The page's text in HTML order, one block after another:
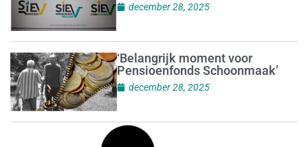
december 28, 2025
‘Belangrijk moment voor
Pensioenfonds Schoonmaak’
december 28, 2025